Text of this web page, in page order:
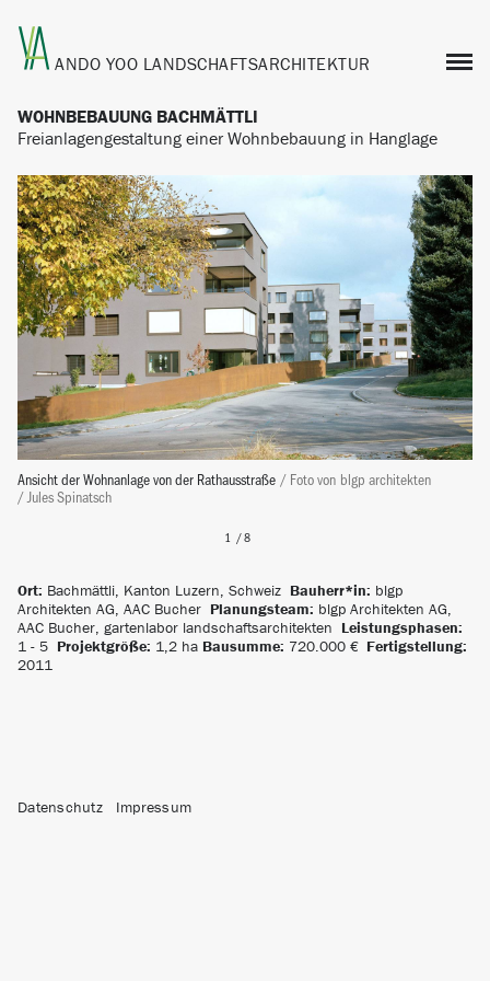
ANDO YOO LANDSCHAFTSARCHITEKTUR
WOHNBEBAUUNG BACHMÄTTLI
Freianlagengestaltung einer Wohnbebauung in Hanglage
Ansicht der Wohnanlage von der Rathausstraße / Fotovon blgp architekten
/ Jules Spinatsch
Ort: Bachmättli, Kanton Luzern, Schweiz Bauherr*in: blgp
Architekten AG, AAC Bucher Planungsteam: blgp Architekten AG,
AAC Bucher, gartenlabor landschaftsarchitekten Leistungsphasen:
1 - 5 Projektgröße: 1,2 ha Bausumme: 720.000 € Fertigstellung:
2011
Datenschutz Impressum